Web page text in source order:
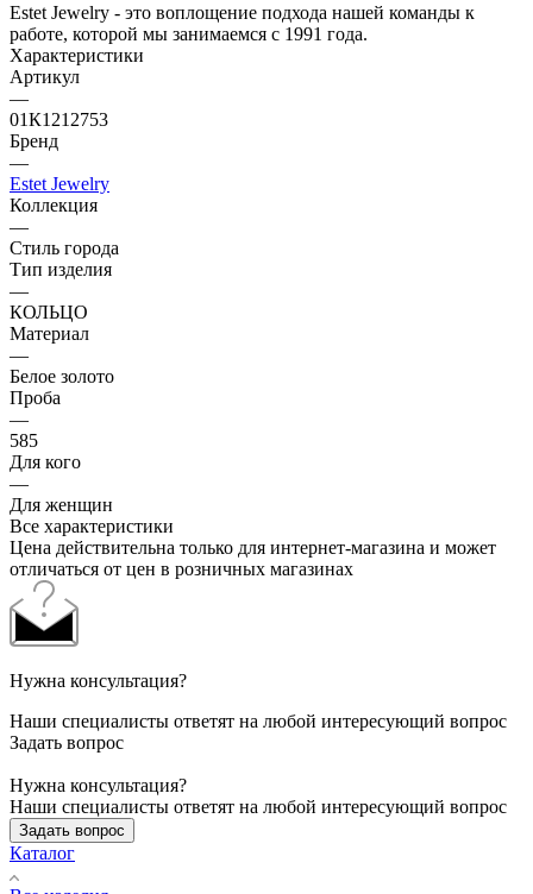
Estet Jewelry - это воплощение подхода нашей команды к
работе, которой мы занимаемся с 1991 года.
Характеристики
Артикул
—
01К1212753
Бренд
—
Estet Jewelry
Коллекция
—
Стиль города
Тип изделия
—
КОЛЬЦО
Материал
—
Белое золото
Проба
—
585
Для кого
—
Для женщин
Все характеристики
Цена действительна только для интернет-магазина и может
отличаться от цен в розничных магазинах
Нужна консультация?
Наши специалисты ответят на любой интересующий вопрос
Задать вопрос
Нужна консультация?
Наши специалисты ответят на любой интересующий вопрос
Задать вопрос
Каталог